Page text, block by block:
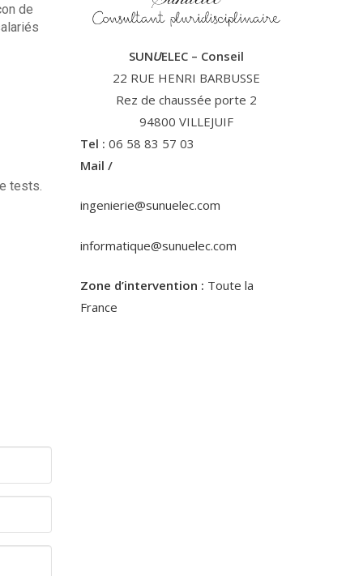
de
tests.
SUNUELEC – Conseil
22 RUE HENRI BARBUSSE
Rez de chaussée porte 2
94800 VILLEJUIF
Tel : 06 58 83 57 03
Mail /
ingenierie@sunuelec.com
informatique@sunuelec.com
Zone d’intervention : Toute la
France